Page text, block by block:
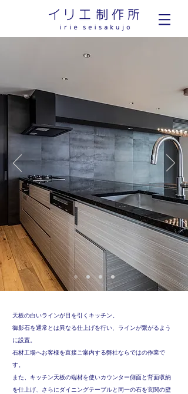
天板の白いラインが目を引くキッチン。
御影石を通常とは異なる仕上げを行い、ラインが繋がるよう
に設置。
石材工場へお客様を直接ご案内する弊社ならではの作業で
す。
​また、キッチン天板の端材を使いカウンター側面と背面収納
を仕上げ、さらにダイニングテーブルと同一の石を玄関の壁